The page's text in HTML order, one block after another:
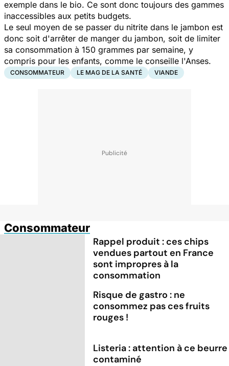
exemple dans le bio. Ce sont donc toujours des gammes
inaccessibles aux petits budgets.
Le seul moyen de se passer du nitrite dans le jambon est
donc soit d'arrêter de manger du jambon, soit de limiter
sa consommation à 150 grammes par semaine, y
compris pour les enfants, comme le conseille l'Anses.
CONSOMMATEUR LE MAG DE LA SANTÉ VIANDE
Consommateur
Rappel produit : ces chips
vendues partout en France
sont impropres à la
consommation
Risque de gastro : ne
consommez pas ces fruits
rouges !
Listeria : attention à ce beurre
contaminé